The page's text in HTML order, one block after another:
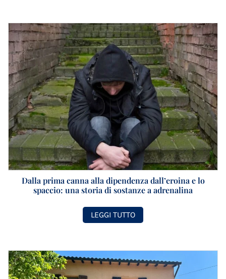
Dalla prima canna alla dipendenza dall’eroina e lo
spaccio: una storia di sostanze a adrenalina
LEGGI TUTTO